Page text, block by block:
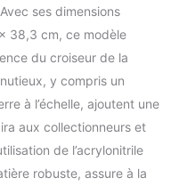
reproduisez les
caractéristiques de
la coque comme un
de
Gunship
la République
des pierres
– Le
Clone Wars
ses dimensions
38,3 cm, ce modèle
du croiseur de la
y compris un
à l’échelle, ajoutent une
aux collectionneurs et
de l’acrylonitrile
robuste, assure à la